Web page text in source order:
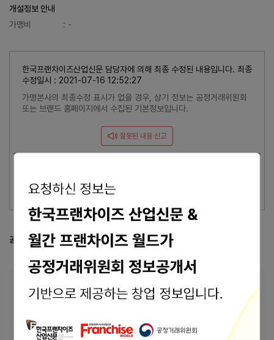
개설정보 안내
가맹비
: -
한국프랜차이즈산업신문 담당자에 의해 최종 수정된 내용입니다. 최종
수정일시 : 2021-07-16 12:52:27
가맹본사의 최종수정 표시가 없을 경우, 상기 정보는 공정거래위원회
또는 브랜드 홈페이지에서 수집된 기본정보입니다.
잘못된 내용 신고
브랜드 관리 바로가기 >
공정거래위원회 등록 정보 공정위 정보공개서 열람
본사 안내
주소
서울특별시 금천구 가산디지털1로 5 17층 1709
호(가산동, 대륭테크노타운 20차)